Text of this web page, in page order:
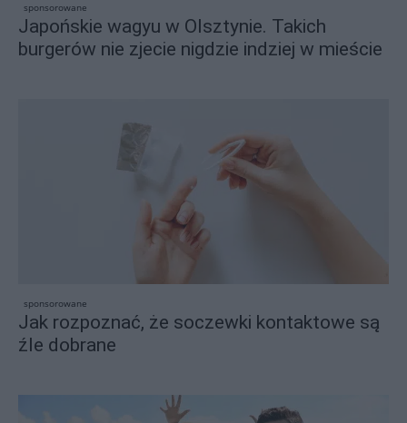
sponsorowane
Japońskie wagyu w Olsztynie. Takich
burgerów nie zjecie nigdzie indziej w mieście
sponsorowane
Jak rozpoznać, że soczewki kontaktowe są
źle dobrane